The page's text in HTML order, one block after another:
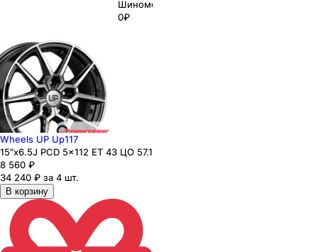
Шиномонтаж
0₽
Wheels UP Up117
15"x6.5J PCD 5x112 ЕТ 43 ЦО 57.1
8 560 ₽
34 240 ₽ за 4 шт.
В корзину